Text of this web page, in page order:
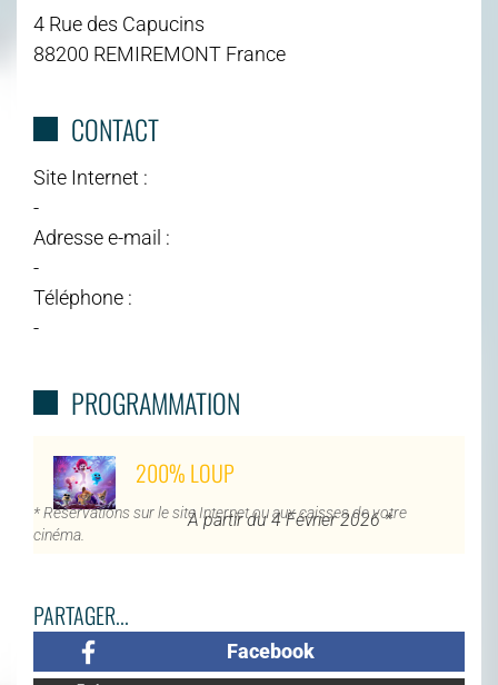
4 Rue des Capucins
88200 REMIREMONT France
CONTACT
Site Internet :
-
Adresse e-mail :
-
Téléphone :
-
PROGRAMMATION
200% LOUP
À partir du 4 Février 2026 *
* Réservations sur le site Internet ou aux caisses de votre
cinéma.
PARTAGER...
Facebook